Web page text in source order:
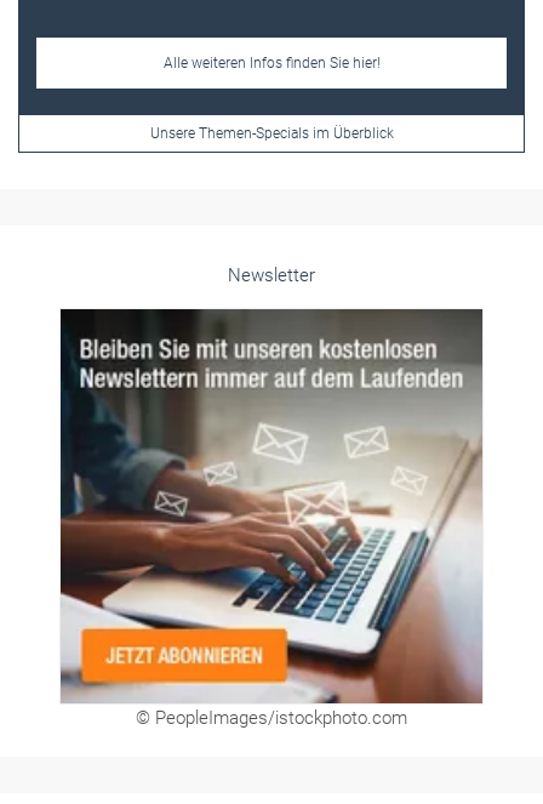
Alle weiteren Infos finden Sie hier!
Unsere Themen-Specials im Überblick
Newsletter
© PeopleImages/istockphoto.com